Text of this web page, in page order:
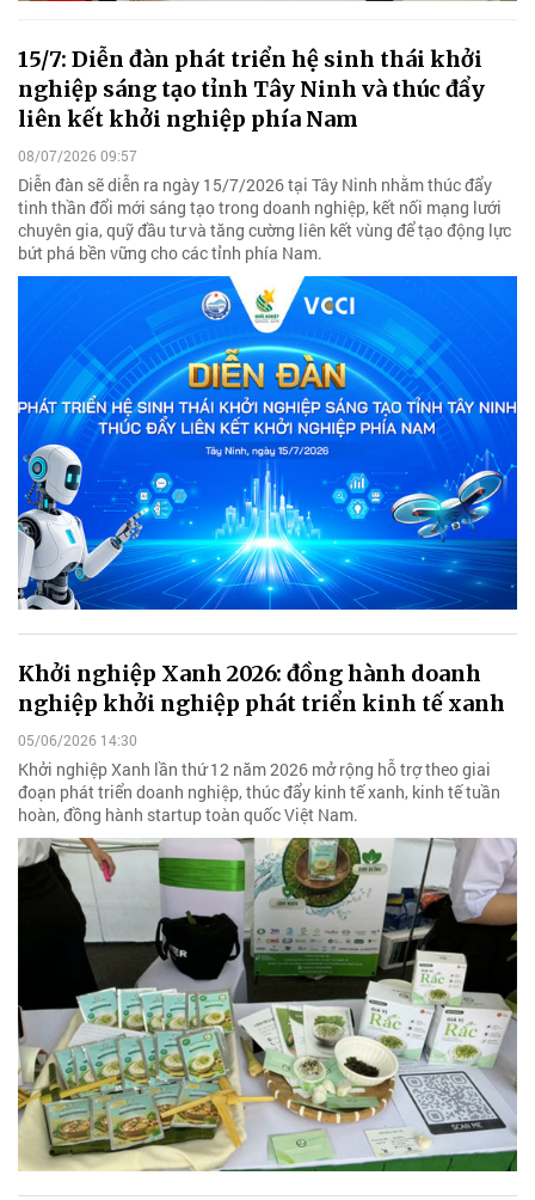
15/7: Diễn đàn phát triển hệ sinh thái khởi
nghiệp sáng tạo tỉnh Tây Ninh và thúc đẩy
liên kết khởi nghiệp phía Nam
08/07/2026 09:57
Diễn đàn sẽ diễn ra ngày 15/7/2026 tại Tây Ninh nhằm thúc đẩy
tinh thần đổi mới sáng tạo trong doanh nghiệp, kết nối mạng lưới
chuyên gia, quỹ đầu tư và tăng cường liên kết vùng để tạo động lực
bứt phá bền vững cho các tỉnh phía Nam.
Khởi nghiệp Xanh 2026: đồng hành doanh
nghiệp khởi nghiệp phát triển kinh tế xanh
05/06/2026 14:30
Khởi nghiệp Xanh lần thứ 12 năm 2026 mở rộng hỗ trợ theo giai
đoạn phát triển doanh nghiệp, thúc đẩy kinh tế xanh, kinh tế tuần
hoàn, đồng hành startup toàn quốc Việt Nam.